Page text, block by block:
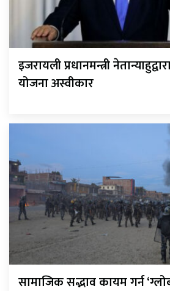
इजरायली प्रधानमन्त्री
योजना अस्वीकार
सामाजिक सद्भाव कायम गर्न